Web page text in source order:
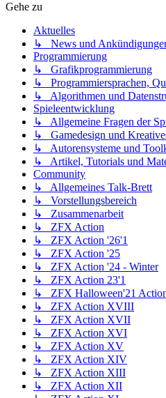
Gehe zu
Aktuelles
↳ News und
Programmierung
↳ Grafikprogrammierung
↳ Programmiersprachen,
↳ Algorithmen und
Spieleentwicklung
↳ Allgemeine Fragen der
↳ Gamedesign und
↳ Autorensysteme und
↳ Artikel, Tutorials und
Community
↳ Allgemeines Talk-Brett
↳ Vorstellungsbereich
↳ Zusammenarbeit
↳ ZFX Action
↳ ZFX Action '26'1
↳ ZFX Action '25
↳ ZFX Action '24 - Winter
↳ ZFX Action 23'1
↳ ZFX Halloween'21
↳ ZFX Action XVIII
↳ ZFX Action XVII
↳ ZFX Action XVI
↳ ZFX Action XV
↳ ZFX Action XIV
↳ ZFX Action XIII
↳ ZFX Action XII